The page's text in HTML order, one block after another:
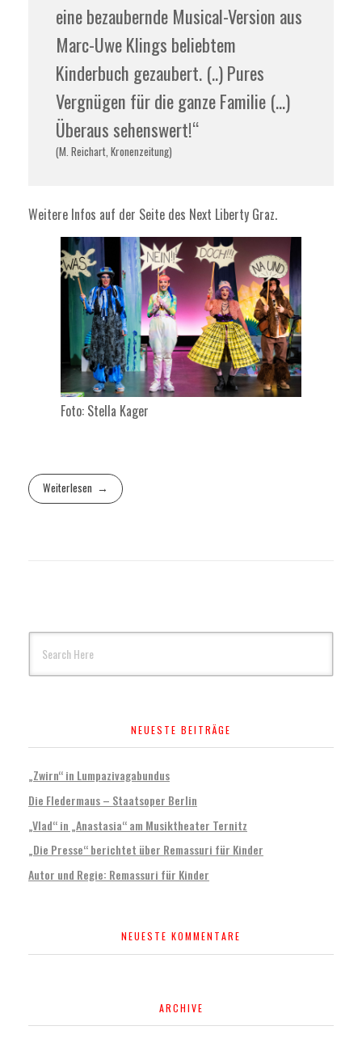
eine bezaubernde Musical-Version aus
Marc-Uwe Klings beliebtem
Kinderbuch gezaubert. (..) Pures
Vergnügen für die ganze Familie (…)
Überaus sehenswert!“
(M. Reichart, Kronenzeitung)
Weitere Infos auf der Seite des Next Liberty Graz.
Foto: Stella Kager
Weiterlesen
NEUESTE BEITRÄGE
„Zwirn“ in Lumpazivagabundus
Die Fledermaus – Staatsoper Berlin
„Vlad“ in „Anastasia“ am Musiktheater Ternitz
„Die Presse“ berichtet über Remassuri für Kinder
Autor und Regie: Remassuri für Kinder
NEUESTE KOMMENTARE
ARCHIVE